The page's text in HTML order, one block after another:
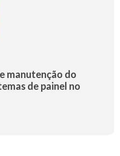
manutenção do
de painel no